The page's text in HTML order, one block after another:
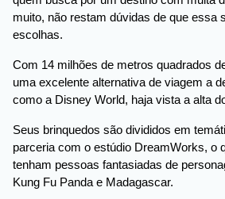
muito, não restam dúvidas de que essa
escolhas.
Com 14 milhões de metros quadrados
uma excelente alternativa de viagem a
como a Disney World, haja vista a alta
Seus brinquedos são divididos em
parceria com o estúdio DreamWorks, o
tenham pessoas fantasiadas de
Kung Fu Panda e Madagascar.